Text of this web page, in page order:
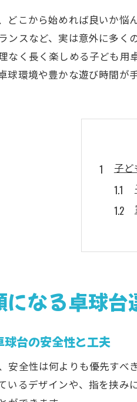
どこから始めれば良いか
ンスなど、実は意外に多
なく長く楽しめる子ども
球環境や豊かな遊び時間が
子
家庭
なる卓球台
台の安全性と工夫
安全性は何よりも優先す
いるデザインや、指を挟